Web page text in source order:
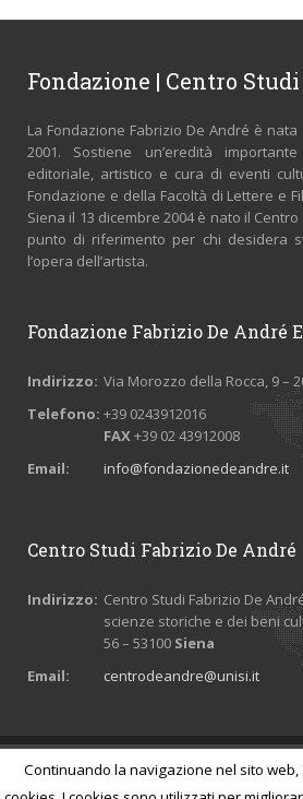
Fondazione | Centro Studi
La Fondazione Fabrizio De André è
2001. Sostiene un’eredità
editoriale, artistico e cura di eventi
Fondazione e della Facoltà di Lettere e
Siena il 13 dicembre 2004 è nato il
punto di riferimento per chi desidera
l’opera dell’artista.
Fondazione Fabrizio De André
Indirizzo: Via Morozzo della Rocca, 9 –
Telefono: +39 0243912016
FAX+39 02 43912008
Email:
info@fondazionedeandre.it
Centro Studi Fabrizio De André
Indirizzo: Centro Studi Fabrizio De
scienze storiche e dei beni
56 – 53100 Siena
Email:
centrodeandre@unisi.it
© 2026 Tutti i diritti riservati Fondazione
Continuando la navigazione nel sito web,